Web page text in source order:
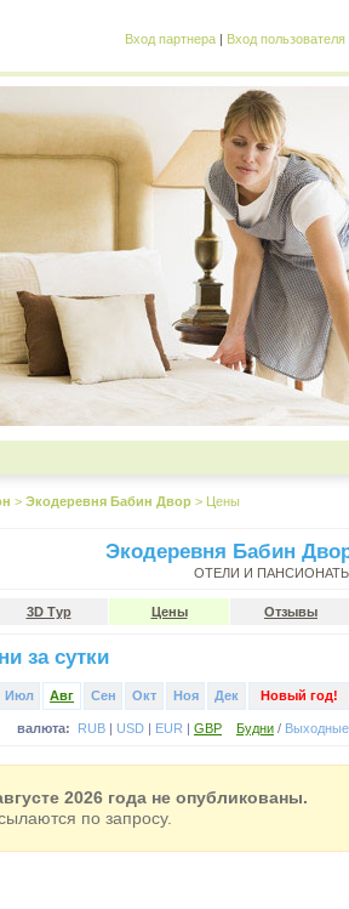
Вход партнера | Вход пользователя
> Экодеревня Бабин Двор > Цены
Экодеревня Бабин
ОТЕЛИ И
3D Тур Цены Отзывы
за сутки
Июл Авг Сен Окт Ноя Дек Новый год!
валюта: RUB | USD | EUR | GBP Будни / Выходные
2026 года не опубликованы.
по запросу.